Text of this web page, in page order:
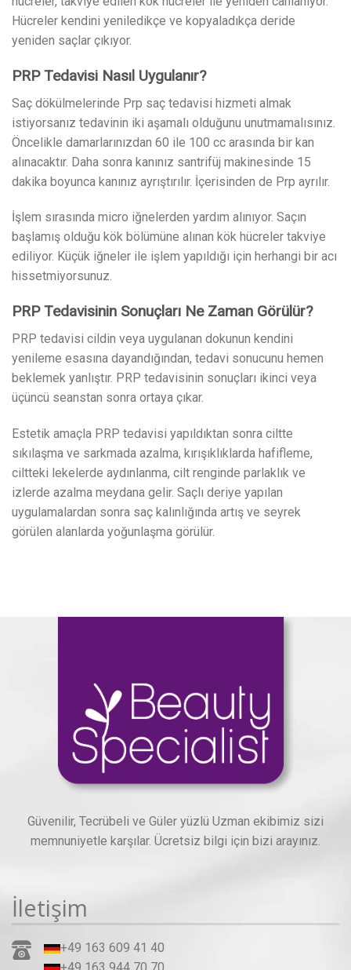
Hücreler kendini yeniledikçe ve kopyaladıkça deride
yeniden saçlar çıkıyor.
PRP Tedavisi Nasıl Uygulanır?
Saç dökülmelerinde Prp saç tedavisi hizmeti almak
istiyorsanız tedavinin iki aşamalı olduğunu unutmamalısınız.
Öncelikle damarlarınızdan 60 ile 100 cc arasında bir kan
alınacaktır. Daha sonra kanınız santrifüj makinesinde 15
dakika boyunca kanınız ayrıştırılır. İçerisinden de Prp ayrılır.
İşlem sırasında micro iğnelerden yardım alınıyor. Saçın
başlamış olduğu kök bölümüne alınan kök hücreler takviye
ediliyor. Küçük iğneler ile işlem yapıldığı için herhangi bir acı
hissetmiyorsunuz.
PRP Tedavisinin Sonuçları Ne Zaman Görülür?
PRP tedavisi cildin veya uygulanan dokunun kendini
yenileme esasına dayandığından, tedavi sonucunu hemen
beklemek yanlıştır. PRP tedavisinin sonuçları ikinci veya
üçüncü seanstan sonra ortaya çıkar.
Estetik amaçla PRP tedavisi yapıldıktan sonra ciltte
sıkılaşma ve sarkmada azalma, kırışıklıklarda hafifleme,
ciltteki lekelerde aydınlanma, cilt renginde parlaklık ve
izlerde azalma meydana gelir. Saçlı deriye yapılan
uygulamalardan sonra saç kalınlığında artış ve seyrek
görülen alanlarda yoğunlaşma görülür.
Güvenilir, Tecrübeli ve Güler yüzlü Uzman ekibimiz sizi
memnuniyetle karşılar. Ücretsiz bilgi için bizi arayınız.
İletişim
+49 163 609 41 40